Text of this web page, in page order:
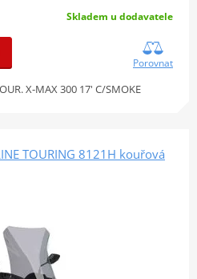
Skladem u dodavatele
Porovnat
X-MAX 300 17' C/SMOKE
TOURING 8121H kouřová